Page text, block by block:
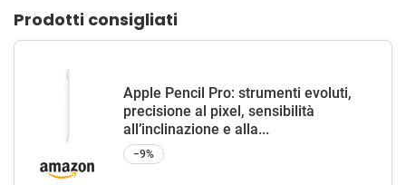
Prodotti consigliati
Apple Pencil Pro: strumenti evoluti,
precisione al pixel, sensibilità
all’inclinazione e alla...
−9%